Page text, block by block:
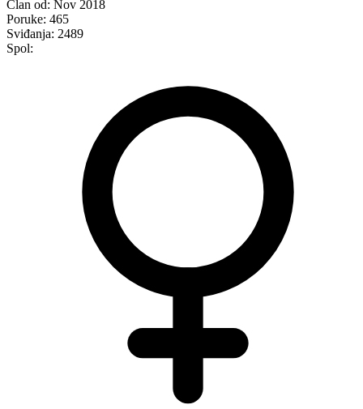
Član od: Nov 2018
Poruke: 465
Sviđanja: 2489
Spol: